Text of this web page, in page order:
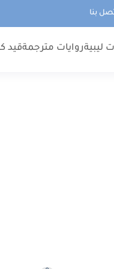
بنا
ليبيةروايات مترجمةقيد